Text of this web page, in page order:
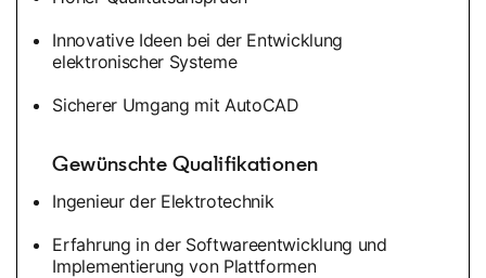
Innovative Ideen bei der Entwicklung
elektronischer Systeme
Sicherer Umgang mit AutoCAD
Gewünschte Qualifikationen
Ingenieur der Elektrotechnik
Erfahrung in der Softwareentwicklung und
Implementierung von Plattformen